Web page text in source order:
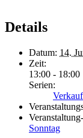
Details
Datum: 14.
Zeit:
13:00 - 18:00
Serien:
Sonntag